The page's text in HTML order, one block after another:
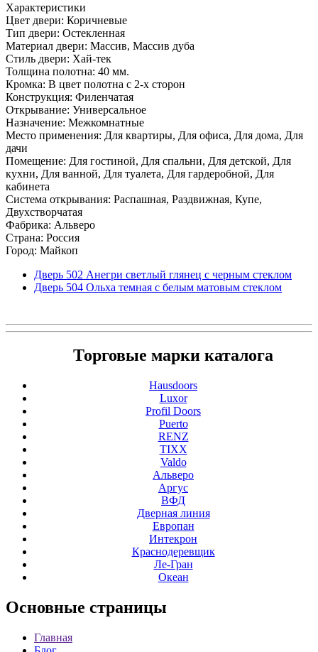
Характеристики
Цвет двери: Коричневые
Тип двери: Остекленная
Материал двери: Массив, Массив дуба
Стиль двери: Хай-тек
Толщина полотна: 40 мм.
Кромка: В цвет полотна с 2-х сторон
Конструкция: Филенчатая
Открывание: Универсальное
Назначение: Межкомнатные
Место применения: Для квартиры, Для офиса, Для дома, Для
дачи
Помещение: Для гостиной, Для спальни, Для детской, Для
кухни, Для ванной, Для туалета, Для гардеробной, Для
кабинета
Система открывания: Распашная, Раздвижная, Купе,
Двухстворчатая
Фабрика: Альверо
Страна: Россия
Город: Майкоп
Дверь 502 Анегри светлый глянец с черным стеклом
Дверь 504 Ольха темная с белым матовым стеклом
Торговые марки каталога
Hausdoors
Luxor
Profil Doors
Puerto
RENZ
TIXX
Valdo
Альверо
Аргус
ВФД
Дверная линия
Европан
Интекрон
Краснодеревщик
Ле-Гран
Океан
Основные страницы
Главная